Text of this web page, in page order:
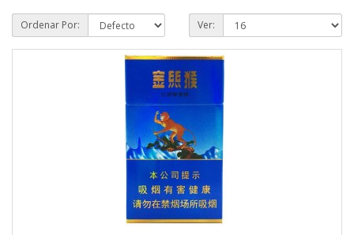
Ordenar Por: Ver: